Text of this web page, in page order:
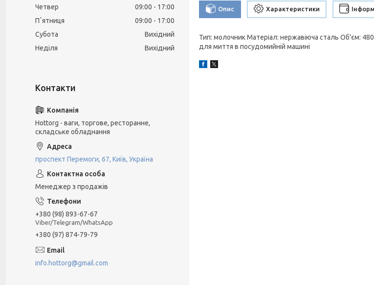
Опис Характеристики
Тип: молочник Матеріал: нержавіюча сталь Об'єм:
для миття в посудомийній машині
Четвер
09:00
17:00
Пʼятниця
09:00
17:00
Субота
Вихідний
Неділя
Вихідний
Hottorg - ваги, торгове, ресторанне,
складське обладнання
проспект Перемоги, 67, Київ, Україна
Менеджер з продажів
+380 (98) 893-67-67
Viber/Telegram/WhatsApp
+380 (97) 874-79-79
info.hottorg@gmail.com